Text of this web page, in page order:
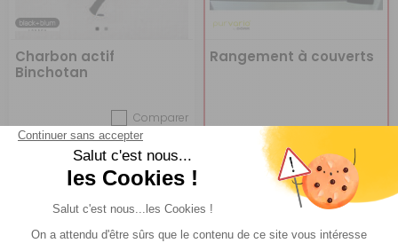
Charbon actif
Binchotan
Comparer
Black+Blum
Réf : 028508 EN STOCK
Rangement à couverts
Purvario by DÖRR
Réf : P001439 EN STOCK